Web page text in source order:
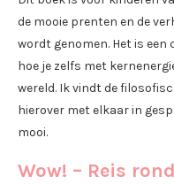
de mooie prenten en de
wordt genomen. Het is
hoe je zelfs met
wereld. Ik vindt de
hierover met elkaar in
mooi.
Wow! – Reis